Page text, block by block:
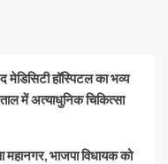
हॉस्पिटल का भव्य
में अत्याधुनिक चिकित्सा
भाजपा विधायक को